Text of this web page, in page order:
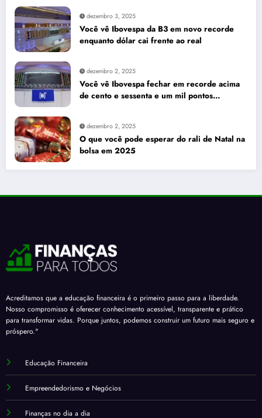
dezembro 3, 2025
Você vê Ibovespa da B3 em novo recorde
enquanto dólar cai frente ao real
dezembro 2, 2025
Você vê Ibovespa fechar em recorde acima
de cento e sessenta e um mil pontos
dezembro 2, 2025
O que você pode esperar do rali de Natal na
bolsa em 2025
Acreditamos que a educação financeira é o primeiro passo para a liberdade.
Nosso compromisso é oferecer conhecimento acessível, transparente e prático
para transformar vidas. Porque juntos, podemos construir um futuro mais seguro e
próspero."
Educação Financeira
Empreendedorismo e Negócios
Finanças no dia a dia